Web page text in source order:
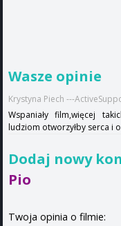
Wasze opinie
Krystyna Piech ---
Wspaniały film,więcej
ludziom otworzyłby serca i
Dodaj nowy
Pio
Twoja opinia o filmie: